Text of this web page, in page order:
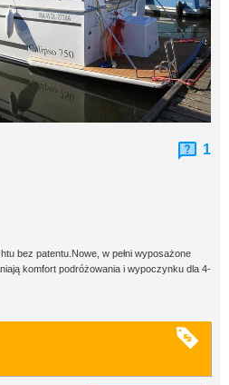
1
bez patentu.Nowe, w pełni wyposażone
komfort podróżowania i wypoczynku dla 4-